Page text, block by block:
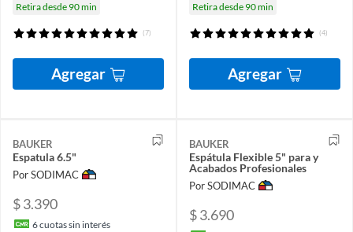
Retira desde 90 min
(7)
Agregar
Retira desde 90 min
(4)
Agregar
BAUKER
Espatula 6.5"
Por SODIMAC
$ 3.390
6cuotas sin interés
BAUKER
Espátula Flexible 5" para y
Acabados Profesionales
Por SODIMAC
$ 3.690